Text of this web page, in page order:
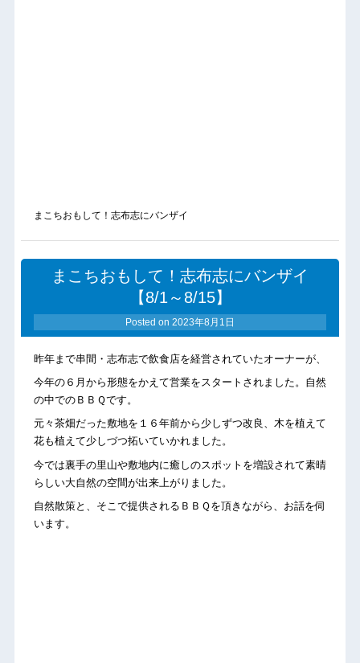
まこちおもして！志布志にバンザイ
まこちおもして！志布志にバンザイ
【8/1～8/15】
Posted on 2023年8月1日
昨年まで串間・志布志で飲食店を経営されていたオーナーが、
今年の６月から形態をかえて営業をスタートされました。自然
の中でのＢＢＱです。
元々茶畑だった敷地を１６年前から少しずつ改良、木を植えて
花も植えて少しづつ拓いていかれました。
今では裏手の里山や敷地内に癒しのスポットを増設されて素晴
らしい大自然の空間が出来上がりました。
自然散策と、そこで提供されるＢＢＱを頂きながら、お話を伺
います。